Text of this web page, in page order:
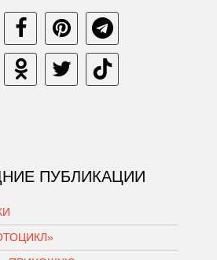
ПУБЛИКАЦИИ